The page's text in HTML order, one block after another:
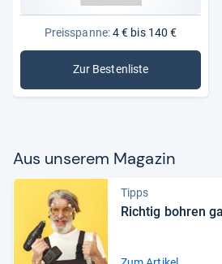
Preisspanne:4 € bis 140 €
Zur Bestenliste: Metallwerkzeug
Aus unse­rem Maga­zin
Tipps
Rich­tig boh­ren